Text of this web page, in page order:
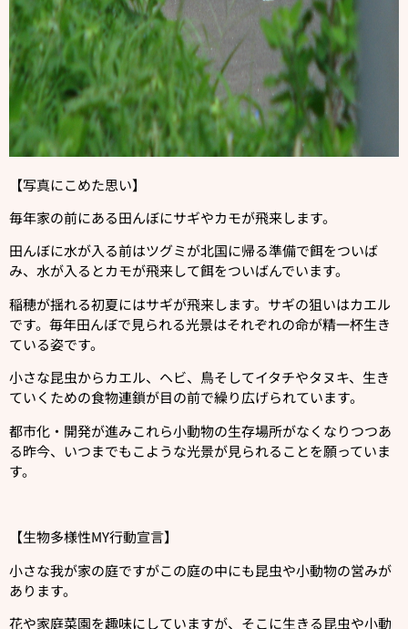
【写真にこめた思い】
毎年家の前にある田んぼにサギやカモが飛来します。
田んぼに水が入る前はツグミが北国に帰る準備で餌をついば
み、水が入るとカモが飛来して餌をついばんでいます。
稲穂が揺れる初夏にはサギが飛来します。サギの狙いはカエル
です。毎年田んぼで見られる光景はそれぞれの命が精一杯生き
ている姿です。
小さな昆虫からカエル、ヘビ、鳥そしてイタチやタヌキ、生き
ていくための食物連鎖が目の前で繰り広げられています。
都市化・開発が進みこれら小動物の生存場所がなくなりつつあ
る昨今、いつまでもこような光景が見られることを願っていま
す。
【生物多様性MY行動宣言】
小さな我が家の庭ですがこの庭の中にも昆虫や小動物の営みが
あります。
花や家庭菜園を趣味にしていますが、そこに生きる昆虫や小動